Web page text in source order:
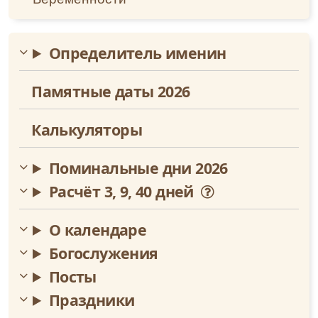
Ноябрь
Декабрь
Определитель именин
Памятные даты 2026
Калькуляторы
Поминальные дни 2026
Расчёт 3, 9, 40 дней
О календаре
Богослужения
Посты
Праздники